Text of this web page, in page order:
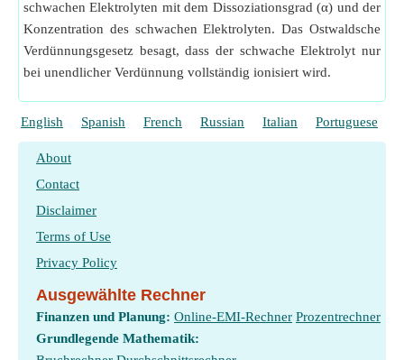
schwachen Elektrolyten mit dem Dissoziationsgrad (α) und der
Konzentration des schwachen Elektrolyten. Das Ostwaldsche
Verdünnungsgesetz besagt, dass der schwache Elektrolyt nur
bei unendlicher Verdünnung vollständig ionisiert wird.
English Spanish French Russian Italian Portuguese
About
Contact
Disclaimer
Terms of Use
Privacy Policy
Ausgewählte Rechner
Finanzen und Planung: Online-EMI-Rechner Prozentrechner
Grundlegende Mathematik: